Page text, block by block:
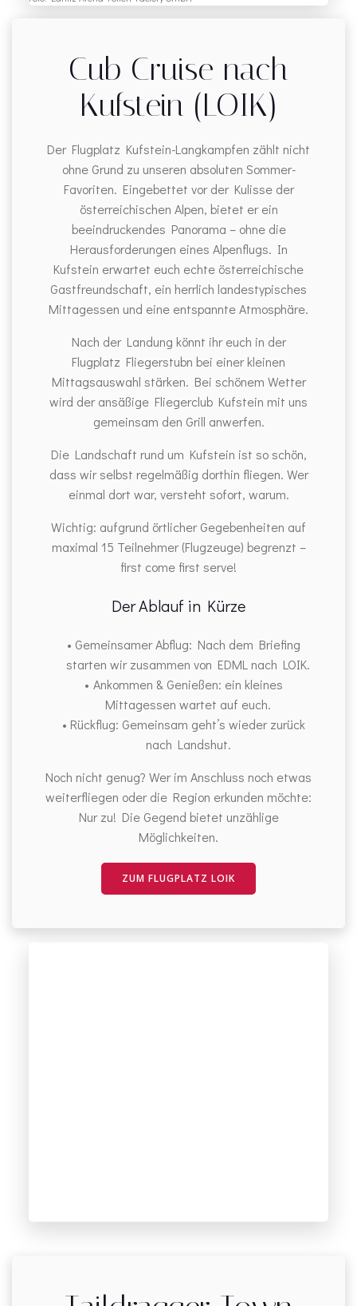
Cub Cruise nach
Kufstein (LOIK)
Der Flugplatz Kufstein-Langkampfen zählt nicht
ohne Grund zu unseren absoluten Sommer-
Favoriten. Eingebettet vor der Kulisse der
österreichischen Alpen, bietet er ein
beeindruckendes Panorama – ohne die
Herausforderungen eines Alpenflugs. In
Kufstein erwartet euch echte österreichische
Gastfreundschaft, ein herrlich landestypisches
Mittagessen und eine entspannte Atmosphäre.
Nach der Landung könnt ihr euch in der
Flugplatz Fliegerstubn bei einer kleinen
Mittagsauswahl stärken. Bei schönem Wetter
wird der ansäßige Fliegerclub Kufstein mit uns
gemeinsam den Grill anwerfen.
Die Landschaft rund um Kufstein ist so schön,
dass wir selbst regelmäßig dorthin fliegen. Wer
einmal dort war, versteht sofort, warum.
Wichtig: aufgrund örtlicher Gegebenheiten auf
maximal 15 Teilnehmer (Flugzeuge) begrenzt –
first come first serve!
Der Ablauf in Kürze
Gemeinsamer Abflug: Nach dem Briefing
starten wir zusammen von EDML nach LOIK.
Ankommen & Genießen: ein kleines
Mittagessen wartet auf euch.
Rückflug: Gemeinsam geht’s wieder zurück
nach Landshut.
Noch nicht genug? Wer im Anschluss noch etwas
weiterfliegen oder die Region erkunden möchte:
Nur zu! Die Gegend bietet unzählige
Möglichkeiten.
ZUM FLUGPLATZ LOIK